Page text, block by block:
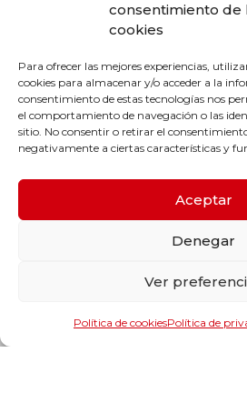
consentimiento de
cookies
Para ofrecer las mejores experiencias,
cookies para almacenar y/o acceder a la
consentimiento de estas tecnologías nos
el comportamiento de navegación o las
sitio. No consentir o retirar el
negativamente a ciertas características y
Aceptar
Denegar
Ver
Política de cookiesPolítica de
Productos y categorías
Rodamientos y guiado lineal
Transmisión mecánica
Herramientas y accesorios de
Suministros industriales y
Información